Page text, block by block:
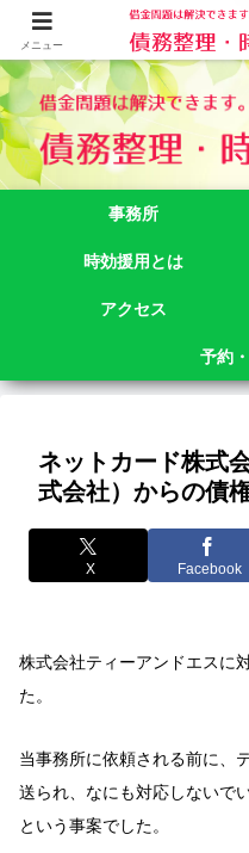
借金問題でお悩みなら司法書士法
新宿区新宿二丁目５番１号ア
事務所
時効援用とは
アクセス
予約
ネットカード株式
式会社）からの債
X Facebook
株式会社ティーアンドエスに
た。
当事務所に依頼される前に、
送られ、なにも対応しないで
という事案でした。
メニュー